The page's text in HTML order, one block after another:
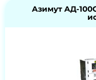
Азимут АД-